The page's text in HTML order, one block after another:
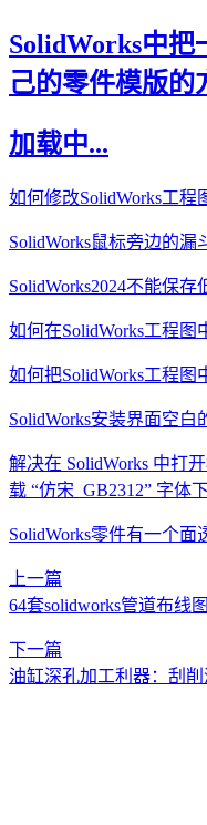
SolidWorks中把
己的零件模版的
加载中...
如何修改SolidWorks工程
SolidWorks鼠标旁边的漏
SolidWorks2024不能保存
如何在SolidWorks工程
如何把SolidWorks工程图
SolidWorks安装界面空
解决在 SolidWorks 中打
载 “仿宋_GB2312” 字体
SolidWorks零件有一个面
上一篇
64套solidworks管道布线
下一篇
油缸深孔加工利器：刮